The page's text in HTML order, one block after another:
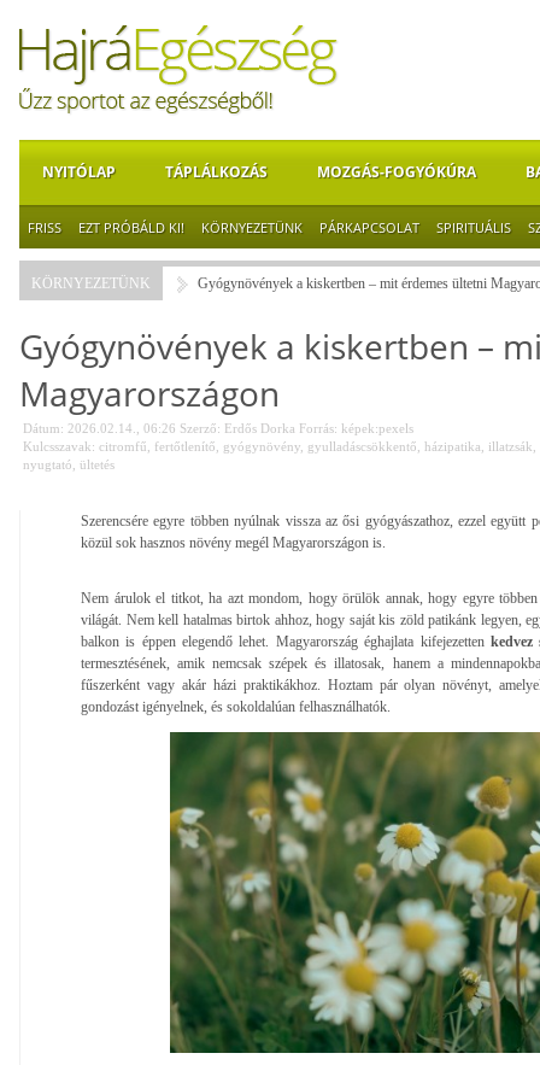
NYITÓLAP TÁPLÁLKOZÁS MOZGÁS-FOGYÓKÚRA
FRISS EZT PRÓBÁLD KI! KÖRNYEZETÜNK PÁRKAPCSOLAT SPIRITUÁLIS
KÖRNYEZETÜNK Gyógynövények a kiskertben – mit érdemes ültetni
Gyógynövények a kiskertben –
Magyarországon
Dátum: 2026.02.14., 06:26 Szerző: Erdős Dorka Forrás: képek:pexels
Kulcsszavak: citromfű fertőtlenítő gyógynövény gyulladáscsökkentő házipatika illatzsák
nyugtató ültetés
Szerencsére egyre többen nyúlnak vissza az ősi gyógyászathoz, ezzel együtt
közül sok hasznos növény megél Magyarországon is.
Nem árulok el titkot, ha azt mondom, hogy örülök annak, hogy egyre
világát. Nem kell hatalmas birtok ahhoz, hogy saját kis zöld patikánk legyen,
balkon is éppen elegendő lehet. Magyarország éghajlata kifejezetten kedvez
termesztésének, amik nemcsak szépek és illatosak, hanem a
fűszerként vagy akár házi praktikákhoz. Hoztam pár olyan növényt,
gondozást igényelnek, és sokoldalúan felhasználhatók.